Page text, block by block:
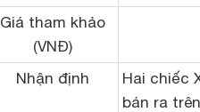
Giá tham khảo
(VNĐ)
Nhận định
Hai chiếc
bán ra